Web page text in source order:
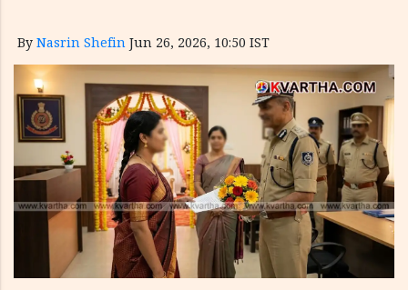
By Nasrin Shefin Jun 26, 2026, 10:50 IST